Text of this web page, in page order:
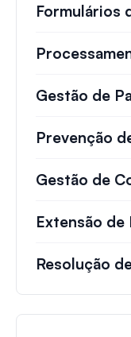
Formulários
Gestão de
Prevenção
Gestão de
Extensão de
Resolução